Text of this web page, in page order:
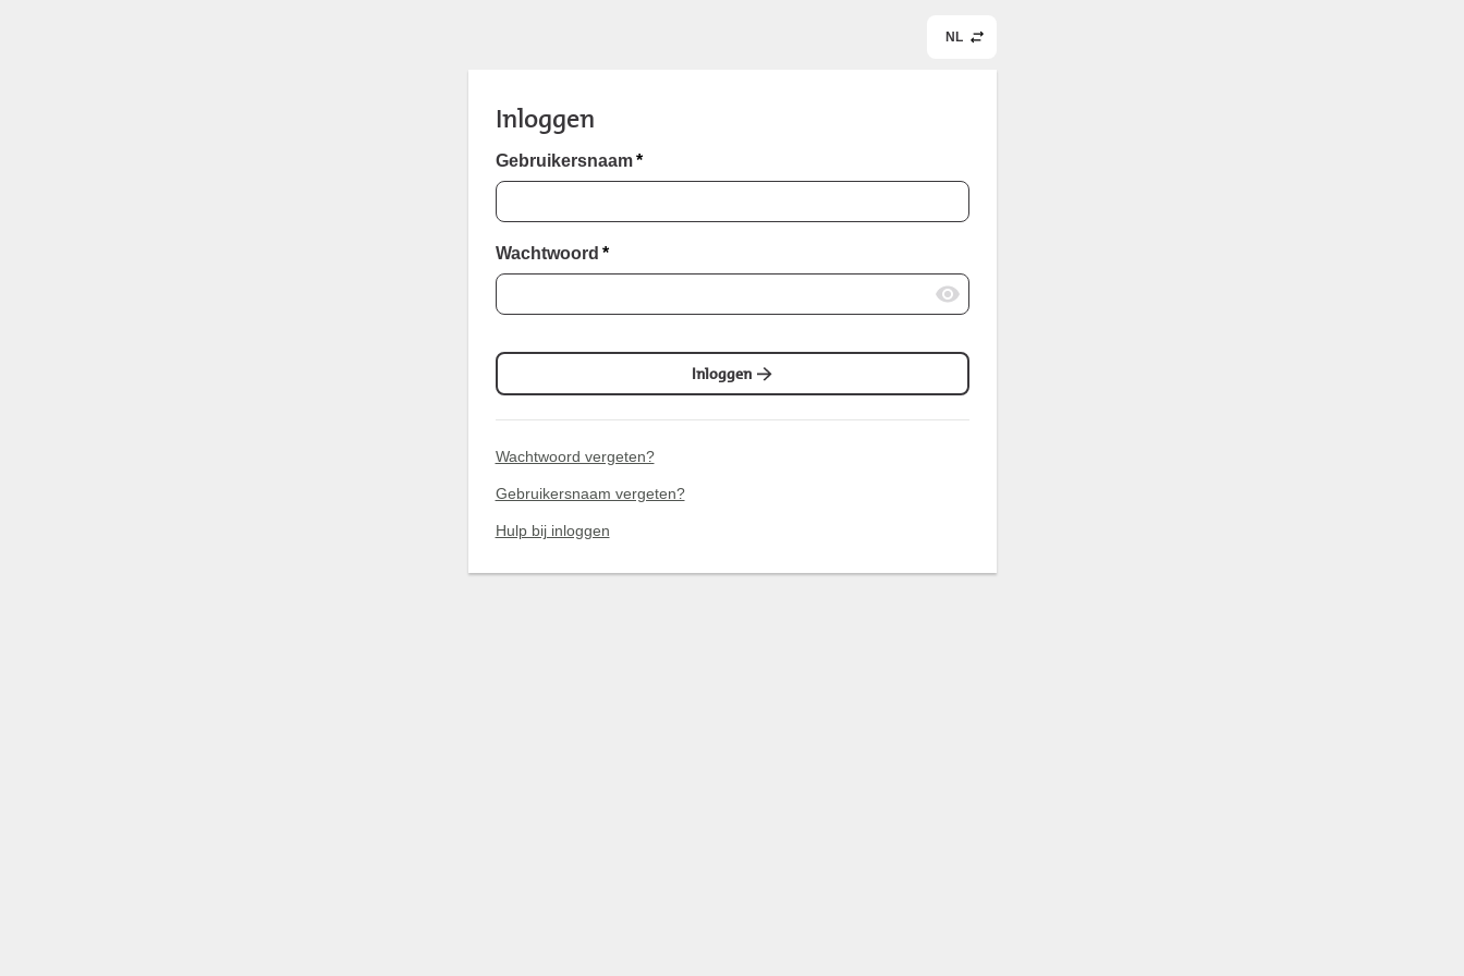
NL
Inloggen
Gebruikersnaam *
Wachtwoord *
Inloggen
Wachtwoord vergeten?
Gebruikersnaam vergeten?
Hulp bij inloggen